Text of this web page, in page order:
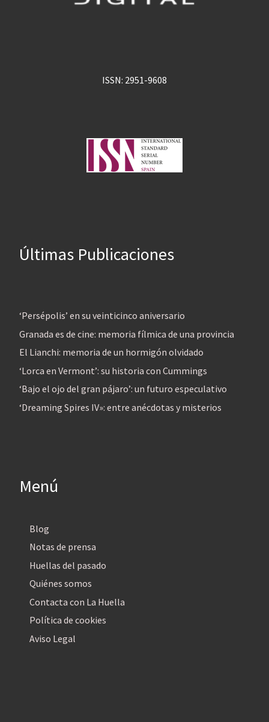
ISSN: 2951-9608
Últimas Publicaciones
‘Persépolis’ en su veinticinco aniversario
Granada es de cine: memoria fílmica de una provincia
El Lianchi: memoria de un hormigón olvidado
‘Lorca en Vermont’: su historia con Cummings
‘Bajo el ojo del gran pájaro’: un futuro especulativo
‘Dreaming Spires IV»: entre anécdotas y misterios
Menú
Blog
Notas de prensa
Huellas del pasado
Quiénes somos
Contacta con La Huella
Política de cookies
Aviso Legal